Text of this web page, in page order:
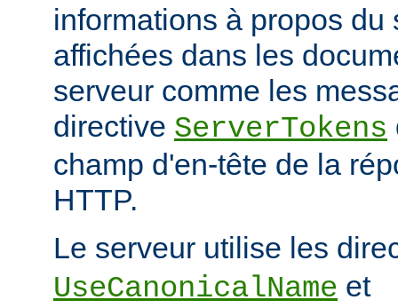
informations à propos du
affichées dans les
serveur comme les
directive ServerTokens
champ d'en-tête de la
HTTP.
Le serveur utilise les
UseCanonicalName et